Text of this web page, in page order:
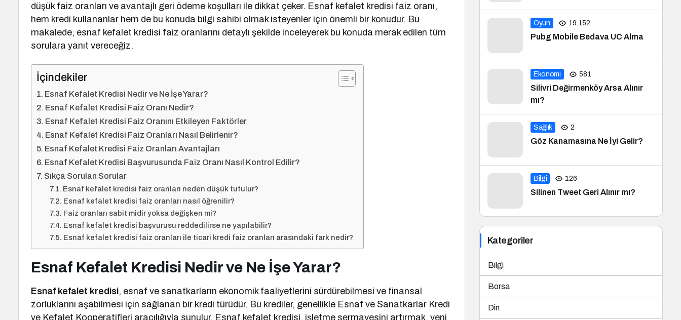
düşük faiz oranları ve avantajlı geri ödeme koşulları ile dikkat çeker. Esnaf kefalet kredisi faiz oranı,
hem kredi kullananlar hem de bu konuda bilgi sahibi olmak isteyenler için önemli bir konudur. Bu
makalede, esnaf kefalet kredisi faiz oranlarını detaylı şekilde inceleyerek bu konuda merak edilen tüm
sorulara yanıt vereceğiz.
İçindekiler
Esnaf Kefalet Kredisi Nedir ve Ne İşe Yarar?
Esnaf Kefalet Kredisi Faiz Oranı Nedir?
Esnaf Kefalet Kredisi Faiz Oranını Etkileyen Faktörler
Esnaf Kefalet Kredisi Faiz Oranları Nasıl Belirlenir?
Esnaf Kefalet Kredisi Faiz Oranları Avantajları
Esnaf Kefalet Kredisi Başvurusunda Faiz Oranı Nasıl Kontrol Edilir?
Sıkça Sorulan Sorular
Esnaf kefalet kredisi faiz oranları neden düşük tutulur?
Esnaf kefalet kredisi faiz oranları nasıl öğrenilir?
Faiz oranları sabit midir yoksa değişken mi?
Esnaf kefalet kredisi başvurusu reddedilirse ne yapılabilir?
Esnaf kefalet kredisi faiz oranları ile ticari kredi faiz oranları arasındaki fark nedir?
Esnaf Kefalet Kredisi Nedir ve Ne İşe Yarar?
Esnaf kefalet kredisi, esnaf ve sanatkarların ekonomik faaliyetlerini sürdürebilmesi ve finansal
zorluklarını aşabilmesi için sağlanan bir kredi türüdür. Bu krediler, genellikle Esnaf ve Sanatkarlar Kredi
ve Kefalet Kooperatifleri aracılığıyla sunulur. Esnaf kefalet kredisi, işletme sermayesini artırmak, yeni
Oyun 19.152
Pubg Mobile Bedava UC Alma
Ekonomi 581
Silivri Değirmenköy Arsa Alınır
mı?
Sağlık 2
Göz Kanamasına Ne İyi Gelir?
Bilgi 126
Silinen Tweet Geri Alınır mı?
Kategoriler
Bilgi
Borsa
Din